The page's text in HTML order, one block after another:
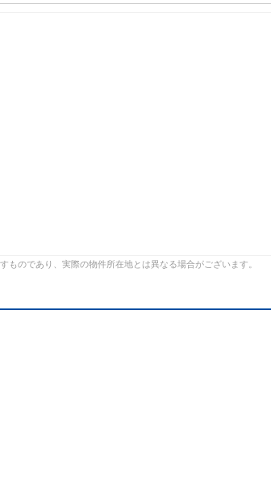
のであり、実際の物件所在地とは異なる場合がございます。